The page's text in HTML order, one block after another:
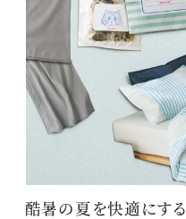
酷暑の夏を快適にする